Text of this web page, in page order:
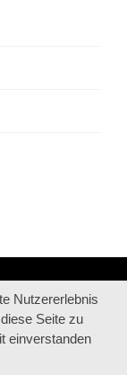
Nutzererlebnis
Seite zu
einverstanden